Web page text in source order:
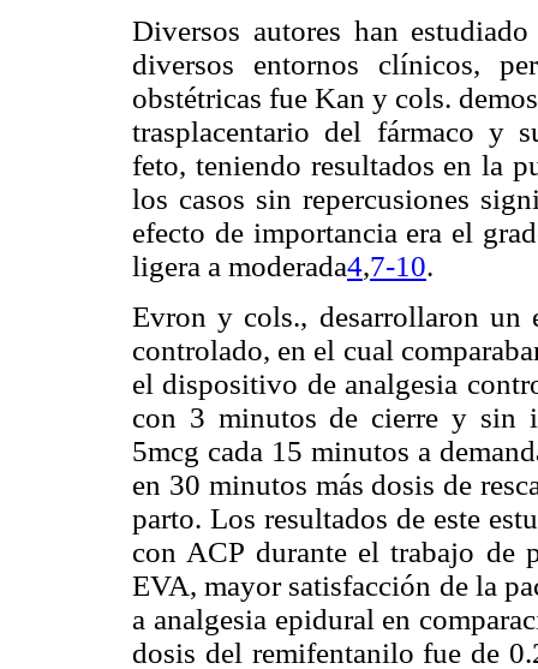
Diversos autores han
diversos entornos clínicos,
obstétricas fue Kan y cols.
trasplacentario del fármaco y
feto, teniendo resultados en la
los casos sin repercusiones
efecto de importancia era el
ligera a moderada4,7-10.
Evron y cols., desarrollaron un
controlado, en el cual
el dispositivo de analgesia
con 3 minutos de cierre y sin
5mcg cada 15 minutos a
en 30 minutos más dosis de
parto. Los resultados de este
con ACP durante el trabajo de
EVA, mayor satisfacción de la
a analgesia epidural en
dosis del remifentanilo fue de